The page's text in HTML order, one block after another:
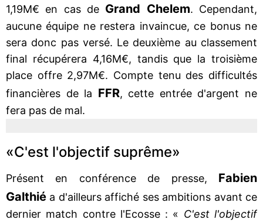
1,19M€ en cas de Grand Chelem. Cependant,
aucune équipe ne restera invaincue, ce bonus ne
sera donc pas versé. Le deuxième au classement
final récupérera 4,16M€, tandis que la troisième
place offre 2,97M€. Compte tenu des difficultés
financières de la FFR, cette entrée d'argent ne
fera pas de mal.
«C'est l'objectif suprême»
Présent en conférence de presse, Fabien
Galthié a d'ailleurs affiché ses ambitions avant ce
dernier match contre l'Ecosse : « C'est l'objectif